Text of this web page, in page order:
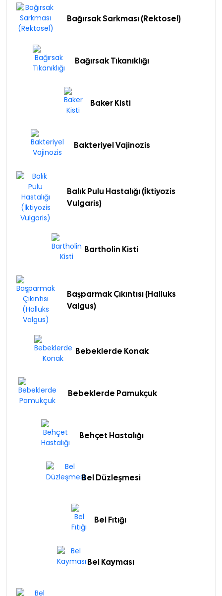
Bağırsak Sarkması (Rektosel)
Bağırsak Tıkanıklığı
Baker Kisti
Bakteriyel Vajinozis
Balık Pulu Hastalığı (İktiyozis
Vulgaris)
Bartholin Kisti
Başparmak Çıkıntısı (Halluks
Valgus)
Bebeklerde Konak
Bebeklerde Pamukçuk
Behçet Hastalığı
Bel Düzleşmesi
Bel Fıtığı
Bel Kayması